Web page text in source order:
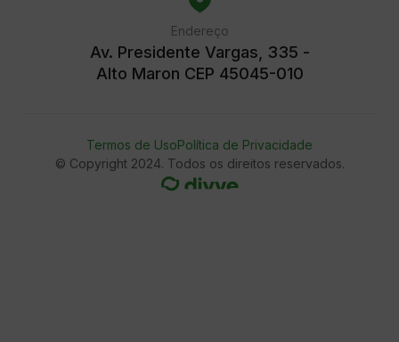
Endereço
Av. Presidente Vargas, 335 -
Alto Maron CEP 45045-010
Termos de UsoPolítica de Privacidade
© Copyright 2024. Todos os direitos reservados.